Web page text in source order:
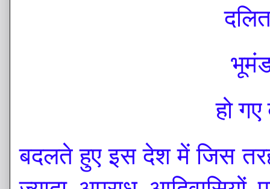
हो
बदलते हुए इस देश में जिस